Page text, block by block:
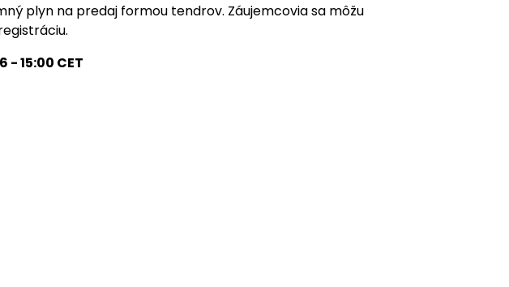
plyn na predaj formou tendrov. Záujemcovia sa môžu
- 15:00 CET